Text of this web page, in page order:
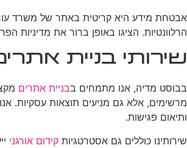
הרלוונטיות. הציגו באופן ברור את
שירותי בניית
בבוסט מדיה, אנו מתמחים בבניית אתרים
ותיאום פגישות.
שירותינו כוללים גם אסטרטגיות קידום אורגני